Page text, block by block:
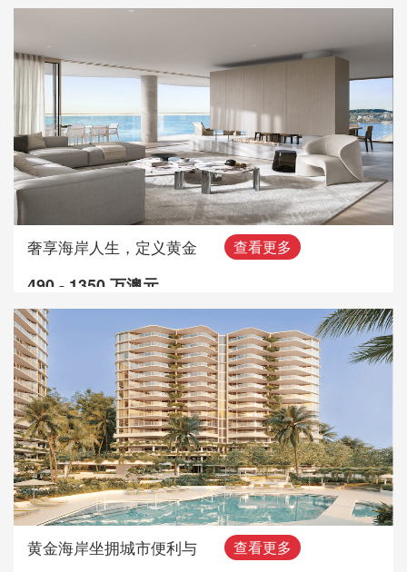
奢享海岸人生，定义黄金
490 - 1350 万澳元
查看更多
黄金海岸坐拥城市便利与 查看更多